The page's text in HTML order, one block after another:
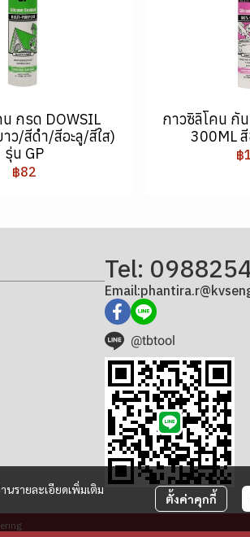
กรด DOWSIL
ว/สีดำ/สีอะลู/สีใส)
รุ่น GP
฿82
กาวซิลิโคน กัน
300ML
฿
รายละเอียดเพิ่มเติม
ตั้งค่าคุกกี้
Tel:
@tbtool